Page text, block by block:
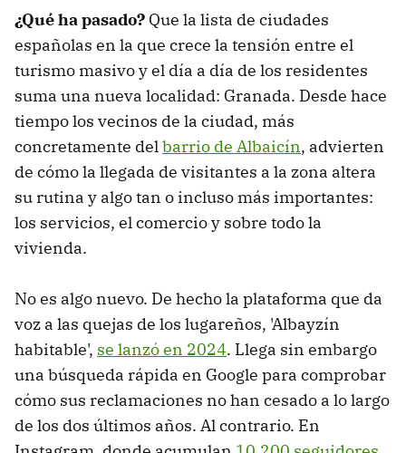
¿Qué ha pasado? Que la lista de ciudades
españolas en la que crece la tensión entre el
turismo masivo y el día a día de los residentes
suma una nueva localidad: Granada. Desde hace
tiempo los vecinos de la ciudad, más
concretamente delbarrio de Albaicín, advierten
de cómo la llegada de visitantes a la zona altera
su rutina y algo tan o incluso más importantes:
los servicios, el comercio y sobre todo la
vivienda.
No es algo nuevo. De hecho la plataforma que da
voz a las quejas de los lugareños, 'Albayzín
habitable', se lanzó en 2024. Llega sin embargo
una búsqueda rápida en Google para comprobar
cómo sus reclamaciones no han cesado a lo largo
de los dos últimos años. Al contrario. En